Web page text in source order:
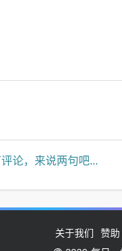
论，来说两句吧...
关于我们 赞助